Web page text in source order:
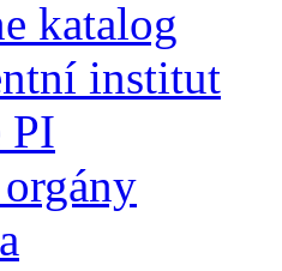
katalog
institut
PI